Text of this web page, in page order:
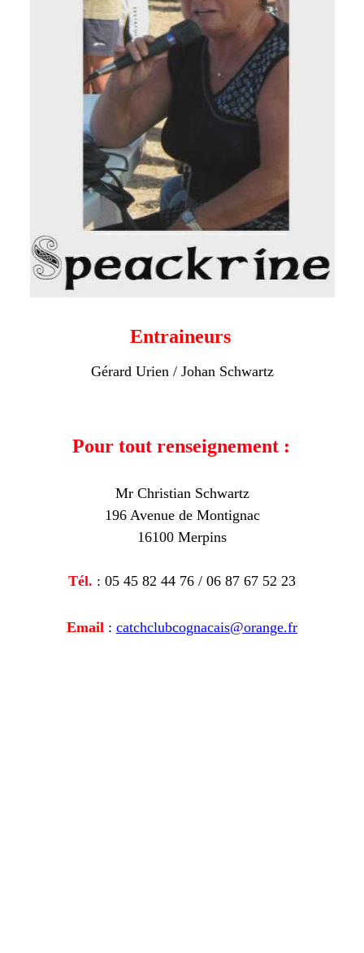
Entraineurs
Gérard Urien / Johan Schwartz
Pour tout renseignement :
Mr Christian Schwartz
196 Avenue de Montignac
16100 Merpins
Tél. : 05 45 82 44 76 / 06 87 67 52 23
Email : catchclubcognacais@orange.fr